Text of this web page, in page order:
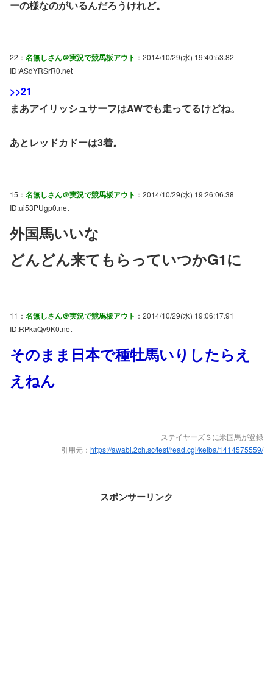
ーの様なのがいるんだろうけれど。
22： 名無しさん＠実況で競馬板アウト ：2014/10/29(水) 19:40:53.82
ID:ASdYRSrR0.net
>>21
まあアイリッシュサーフはAWでも走ってるけどね。
あとレッドカドーは3着。
15： 名無しさん＠実況で競馬板アウト ：2014/10/29(水) 19:26:06.38
ID:ui53PUgp0.net
外国馬いいな
どんどん来てもらっていつかG1に
11： 名無しさん＠実況で競馬板アウト ：2014/10/29(水) 19:06:17.91
ID:RPkaQv9K0.net
そのまま日本で種牡馬いりしたらえ
えねん
ステイヤーズＳに米国馬が登録
引用元： https://awabi.2ch.sc/test/read.cgi/keiba/1414575559/
スポンサーリンク